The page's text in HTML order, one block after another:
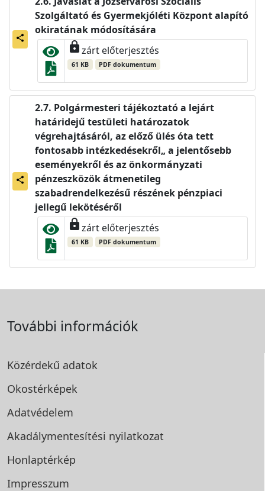
share
Szolgáltató és Gyermekjóléti Központ alapító
okiratának módosítására
lockzárt előterjesztés
61 KB PDF dokumentum
share
Polgármesteri tájékoztató a lejárt
határidejű testületi határozatok
végrehajtásáról, az előző ülés óta tett
fontosabb intézkedésekről„ a jelentősebb
eseményekről és az önkormányzati
pénzeszközök átmenetileg
szabadrendelkezésű részének pénzpiaci
jellegű lekötéséről
lockzárt előterjesztés
61 KB PDF dokumentum
További információk
Közérdekű adatok
Okostérképek
Adatvédelem
Akadálymentesítési nyilatkozat
Honlaptérkép
Impresszum